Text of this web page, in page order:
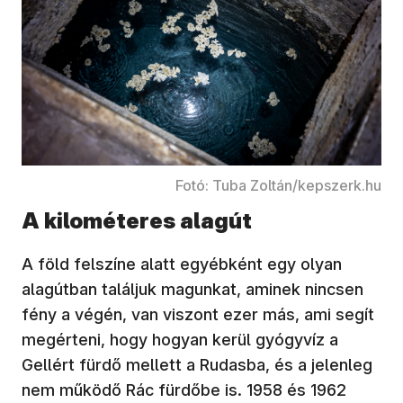
Fotó: Tuba Zoltán/kepszerk.hu
A kilométeres alagút
A föld felszíne alatt egyébként egy olyan
alagútban találjuk magunkat, aminek nincsen
fény a végén, van viszont ezer más, ami segít
megérteni, hogy hogyan kerül gyógyvíz a
Gellért fürdő mellett a Rudasba, és a jelenleg
nem működő Rác fürdőbe is. 1958 és 1962